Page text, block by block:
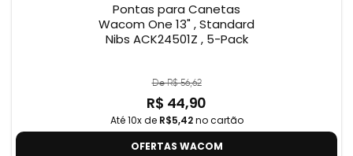
Pontas para Canetas
Wacom One 13" , Standard
Nibs ACK24501Z , 5-Pack
De R$ 56,62
R$ 44,90
Até 10x de R$5,42no cartão
OFERTAS WACOM